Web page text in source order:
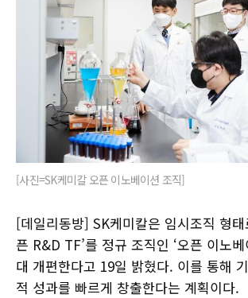
[사진=SK케미칼 오픈 이노베이션 조직]
[데일리동방] SK케미칼은 임시조직 형태
픈 R&D TF’를 정규 조직인 ‘오픈 이노
대 개편한다고 19일 밝혔다. 이를 통해
적 성과를 빠르게 창출한다는 계획이다.